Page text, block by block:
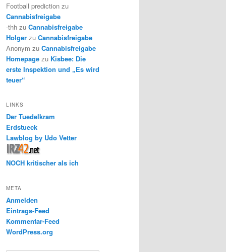
Football prediction zu
Cannabisfreigabe
-thh zu Cannabisfreigabe
Holger zu Cannabisfreigabe
Anonym zu Cannabisfreigabe
Homepage zu Kisbee: Die
erste Inspektion und „Es wird
teuer“
LINKS
Der Tuedelkram
Erdstueck
Lawblog by Udo Vetter
NOCH kritischer als ich
META
Anmelden
Eintrags-Feed
Kommentar-Feed
WordPress.org